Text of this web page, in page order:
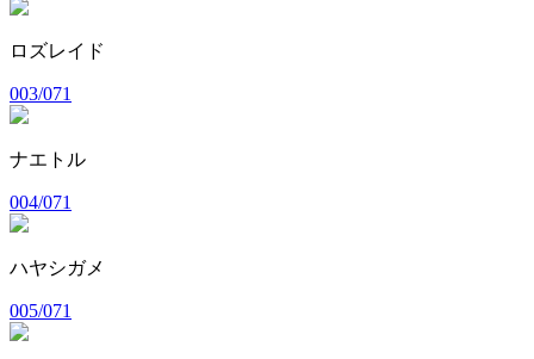
ロズレイド
003/071
ナエトル
004/071
ハヤシガメ
005/071